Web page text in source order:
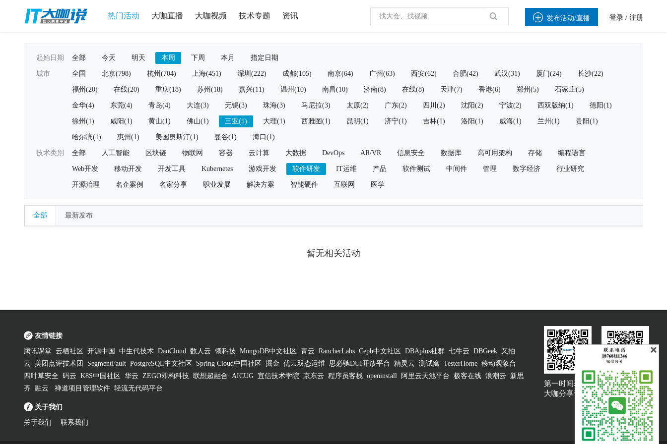
热门活动 大咖直播 大咖视频 技术专题 资讯  发布活动/直播 登录 / 注册
起始日期 全部 今天 明天 本周 下周 本月 指定日期
城市 全国 北京(798) 杭州(704) 上海(451) 深圳(222) 成都(105) 南京(64) 广州(63) 西安(62) 合肥(42) 武汉(31) 厦门(24) 长沙(22)
福州(20) 在线(20) 重庆(18) 苏州(18) 嘉兴(11) 温州(10) 南昌(10) 济南(8) 在线(8) 天津(7) 香港(6) 郑州(5) 石家庄(5)
金华(4) 东莞(4) 青岛(4) 大连(3) 无锡(3) 珠海(3) 马尼拉(3) 太原(2) 广东(2) 四川(2) 沈阳(2) 宁波(2) 西双版纳(1) 德阳(1)
徐州(1) 咸阳(1) 黄山(1) 佛山(1) 三亚(1) 大理(1) 西雅图(1) 昆明(1) 济宁(1) 吉林(1) 洛阳(1) 威海(1) 兰州(1) 贵阳(1)
哈尔滨(1) 惠州(1) 美国奥斯汀(1) 曼谷(1) 海口(1)
技术类别 全部 人工智能 区块链 物联网 容器 云计算 大数据 DevOps AR/VR 信息安全 数据库 高可用架构 存储 编程语言
Web开发 移动开发 开发工具 Kubernetes 游戏开发 软件研发 IT运维 产品 软件测试 中间件 管理 数字经济 行业研究
开源治理 名企案例 名家分享 职业发展 解决方案 智能硬件 互联网 医学
全部 最新发布
暂无相关活动
友情链接
腾讯课堂 云栖社区 开源中国 中生代技术 DaoCloud 数人云 饿科技 MongoDB中文社区 青云 RancherLabs Ceph中文社区 DBAplus社群 七牛云 DBGeek
又拍
云
美团点评技术团 SegmentFault PostgreSQL中文社区 Spring Cloud中国社区 掘金 优云双态运维 思必驰DUI开放平台 精灵云 测试窝 TesterHome 移动观象台
四叶草安全 码云 K8S中国社区 华云 ZEGO即构科技 联想超融合 AICUG 宜信技术学院 京东云 程序员客栈 openinstall 阿里云天池平台 极客在线 浪潮云
新思
齐 融云 禅道项目管理软件 轻流无代码平台
关于我们
关于我们 联系我们
第一时间获取
大咖分享资讯
大咖说吐槽客服